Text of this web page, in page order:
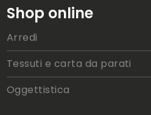
Shop online
Arredi
Tessuti e carta da parati
Oggettistica